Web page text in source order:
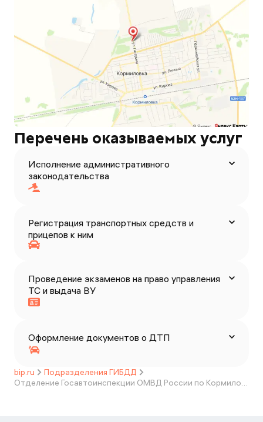
Перечень оказываемых услуг
Исполнение административного
законодательства
Регистрация транспортных средств и
прицепов к ним
Проведение экзаменов на право управления
ТС и выдача ВУ
Оформление документов о ДТП
bip.ru
Подразделения ГИБДД
Отделение Госавтоинспекции ОМВД России по Кормиловскому району